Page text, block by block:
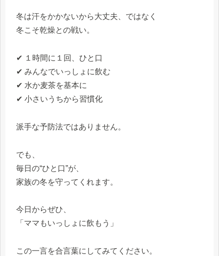
冬は汗をかかないから大丈夫、ではなく
冬こそ乾燥との戦い。
✔ １時間に１回、ひと口
✔ みんなでいっしょに飲む
✔ 水か麦茶を基本に
✔ 小さいうちから習慣化
派手な予防法ではありません。
でも、
毎日の“ひと口”が、
家族の冬を守ってくれます。
今日からぜひ、
「ママもいっしょに飲もう」
この一言を合言葉にしてみてください。